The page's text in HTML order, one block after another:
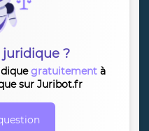
juridique ?
gratuitement à
sur Juribot.fr